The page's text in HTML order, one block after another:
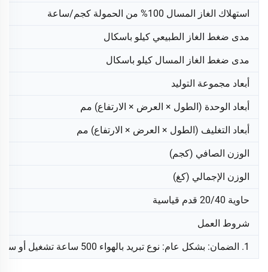
استهلاك الغاز المسال 100% من الحمولة كجم/ساعة
مدى ضغط الغاز الطبيعي كيلو باسكال
مدى ضغط الغاز المسال كيلو باسكال
أبعاد مجموعة التوليد
أبعاد الوحدة (الطول × العرض × الارتفاع) مم
أبعاد التغليف (الطول × العرض × الارتفاع) مم
الوزن الصافي (كجم)
الوزن الإجمالي (كغ)
حاوية 20/40 قدم قياسية
شروط العمل
1. الضمان: بشكل عام: نوع تبريد بالهواء 500 ساعة تشغيل أو سنة واحدة، نوع تبريد بالماء 1000 ساعة تشغيل أو سنة واحدة أيهما يأتي أولاً؛ الولايات المتحدة الأمريكية: نوع تبريد بالهواء 500 ساعة تشغيل أو سنتين، نوع تبريد بالماء 1000 ساعة تشغيل أو خمس سنوات أيهما يأتي أولاً